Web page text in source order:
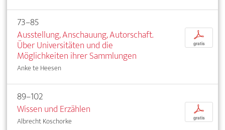
73–85
Ausstellung, Anschauung, Autorschaft.
Über Universitäten und die
Möglichkeiten ihrer Sammlungen
Anke te Heesen
p
gratis
89–102
Wissen und Erzählen
Albrecht Koschorke
p
gratis